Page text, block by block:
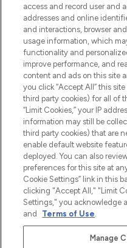
uznanych marek,
otrzyma
z
Zgoda
Do Not Sell
POMOC &
WAŻNE
O
access and record user and
addresses and online
and interactions, browser
usage information, which
functionality and
improve performance, and
content and ads on this site
you click “Accept All” this
third party cookies) for all of
“Limit Cookies,” your IP
information may still be
third party cookies) that are
enable default website
deployed. You can also
preferences for this site at
Cookie Settings” link in this
clicking "Accept All," "Limit
Settings," you acknowledge
and
Terms of Use.
Manage